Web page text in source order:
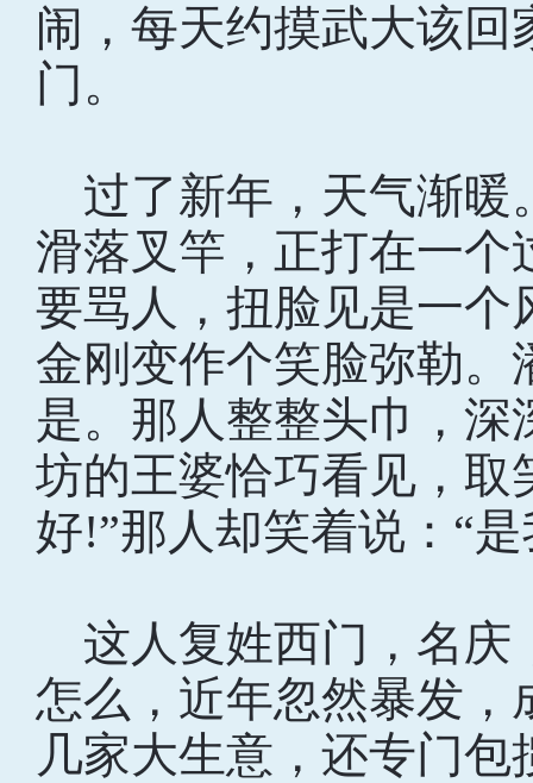
闹，每天约摸武大该
门。
过了新年，天气渐暖
滑落叉竿，正打在一个
要骂人，扭脸见是一个
金刚变作个笑脸弥勒
是。那人整整头巾，深
坊的王婆恰巧看见，取
好!”那人却笑着说：“
这人复姓西门，名庆
怎么，近年忽然暴发
几家大生意，还专门